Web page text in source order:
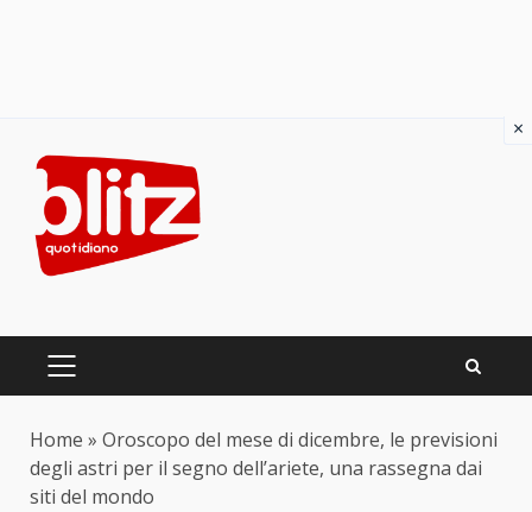
content
PRIMARY
Home » Oroscopo del mese di dicembre, le previsioni
degli astri per il segno dell’ariete, una rassegna dai
siti del mondo
×